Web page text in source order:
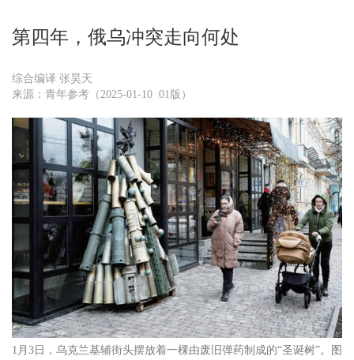
第四年，俄乌冲突走向何处
综合编译 张昊天
来源：青年参考（2025-01-10 01版）
1月3日，乌克兰基辅街头摆放着一棵由废旧弹药制成的“圣诞树”。图